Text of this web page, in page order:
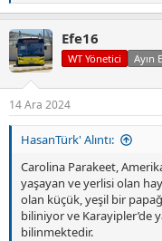
e
k
i
l
:
Efe16
WT Yönetici Ayın
14 Ara 2024
HasanTürk' Alıntı:
Carolina Parakeet,
yaşayan ve yerlisi olan
olan küçük, yeşil bir
biliniyor ve Karayipler’de
bilinmektedir.